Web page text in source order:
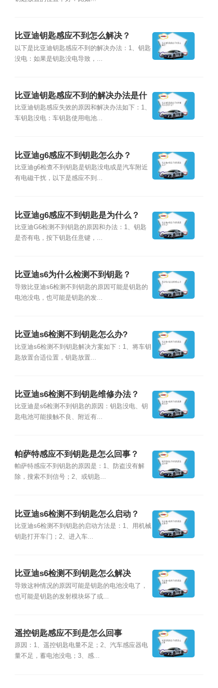
比亚迪钥匙感应不到怎么解决？
以下是比亚迪钥匙感应不到的解决办法：1、钥匙
没电：如果是钥匙没电导致，...
比亚迪钥匙感应不到的解决办法是什
么？
比亚迪钥匙感应失效的原因和解决办法如下：1、
车钥匙没电：车钥匙使用电池...
比亚迪g6感应不到钥匙怎么办？
比亚迪g6检查不到钥匙是钥匙没电或是汽车附近
有电磁干扰，以下是感应不到...
比亚迪g6感应不到钥匙是为什么？
比亚迪G6检测不到钥匙的原因和办法：1、钥匙
是否有电，按下钥匙任意键，...
比亚迪s6为什么检测不到钥匙？
导致比亚迪s6检测不到钥匙的原因可能是钥匙的
电池没电，也可能是钥匙的发...
比亚迪s6检测不到钥匙怎么办?
比亚迪s6检测不到钥匙解决方案如下：1、将车钥
匙放置合适位置，钥匙放置...
比亚迪s6检测不到钥匙维修办法？
比亚迪是s6检测不到钥匙的原因：钥匙没电、钥
匙电池可能接触不良、附近有...
帕萨特感应不到钥匙是怎么回事？
帕萨特感应不到钥匙的原因是：1、防盗没有解
除，搜索不到信号；2、或钥匙...
比亚迪s6检测不到钥匙怎么启动？
比亚迪s6检测不到钥匙的启动方法是：1、用机械
钥匙打开车门；2、进入车...
比亚迪s6检测不到钥匙怎么解决
导致这种情况的原因可能是钥匙的电池没电了，
也可能是钥匙的发射模块坏了或...
遥控钥匙感应不到是怎么回事
原因：1、遥控钥匙电量不足；2、汽车感应器电
量不足，蓄电池没电；3、感...